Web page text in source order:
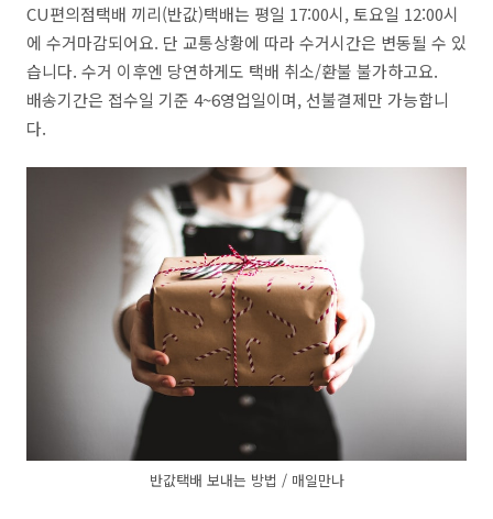
CU편의점택배 끼리(반값)택배는 평일 17:00시, 토요일 12:00시
에 수거마감되어요. 단 교통상황에 따라 수거시간은 변동될 수 있
습니다. 수거 이후엔 당연하게도 택배 취소/환불 불가하고요.
배송기간은 접수일 기준 4~6영업일이며, 선불결제만 가능합니
다.
반값택배 보내는 방법 / 매일만나